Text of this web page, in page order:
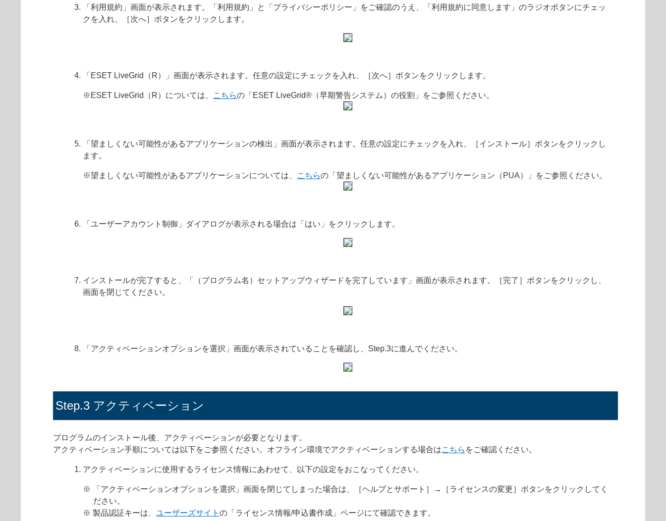
「利用規約」画面が表示されます。「利用規約」と「プライバシーポリシー」をご確認のうえ、「利用規約に同意します」のラジオボタンにチェッ
クを入れ、［次へ］ボタンをクリックします。
「ESET LiveGrid（R）」画面が表示されます。任意の設定にチェックを入れ、［次へ］ボタンをクリックします。
※ESET LiveGrid（R）については、 こちらの「ESET LiveGrid®（早期警告システム）の役割」をご参照ください。
「望ましくない可能性があるアプリケーションの検出」画面が表示されます。任意の設定にチェックを入れ、［インストール］ボタンをクリックし
ます。
※望ましくない可能性があるアプリケーションについては、 こちらの「望ましくない可能性があるアプリケーション（PUA）」をご参照ください。
「ユーザーアカウント制御」ダイアログが表示される場合は「はい」をクリックします。
インストールが完了すると、「（プログラム名）セットアップウィザードを完了しています」画面が表示されます。［完了］ボタンをクリックし、
画面を閉じてください。
「アクティベーションオプションを選択」画面が表示されていることを確認し、Step.3に進んでください。
Step.3 アクティベーション
プログラムのインストール後、アクティベーションが必要となります。
アクティベーション手順については以下をご参照ください。オフライン環境でアクティベーションする場合はこちら をご確認ください。
アクティベーションに使用するライセンス情報にあわせて、以下の設定をおこなってください。
※ 「アクティベーションオプションを選択」画面を閉じてしまった場合は、［ヘルプとサポート］→［ライセンスの変更］ボタンをクリックしてく
ださい。
※ 製品認証キーは、 ユーザーズサイト の「ライセンス情報/申込書作成」ページにて確認できます。